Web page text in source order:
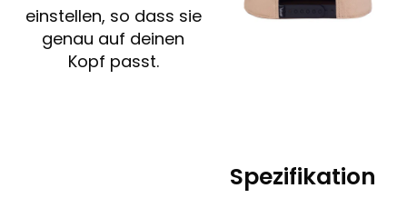
einstellen, so dass sie
genau auf deinen
Kopf passt.
Spezifikation